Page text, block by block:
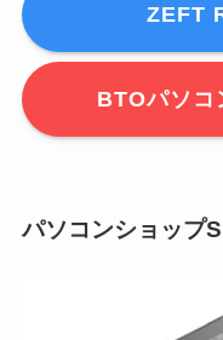
ZEFT
BTOパソコ
パソコンショップ